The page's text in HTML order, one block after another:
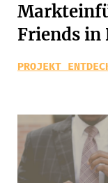
Friends in
PROJEKT